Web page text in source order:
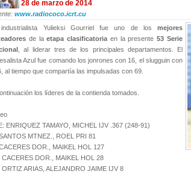
28 de marzo de 2014
www.radiococo.icrt.cu
Yulieksi Gourriel fue uno de los mejores
de laetapa clasificatoria en la presente53 Serie
, al liderar tres de los principales departamentos. El
Azul fue comando los jonrones con 16, el slugguin con
al tiempo que compartía las impulsadas con 69.
los líderes de la contienda tomados.
ENRIQUEZ TAMAYO, MICHEL IJV .367 (248-91)
MTNEZ., ROEL PRI 81
DOR., MAIKEL HOL 127
CACERES DOR., MAIKEL HOL 28
ORTIZ ARIAS, ALEJANDRO JAIME IJV 8